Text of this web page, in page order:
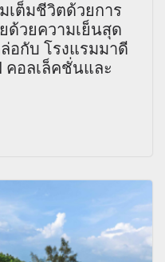
มเต็มชีวิตด้วยการ
ด้วยความเย็นสุด
อกับ โรงแรมมาดี
คอลเล็คชั่นและ